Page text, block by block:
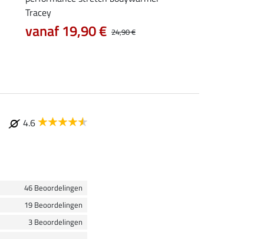
Tracey
24,90 €
vanaf 19,90 €
4.6
46 Beoordelingen
19 Beoordelingen
3 Beoordelingen